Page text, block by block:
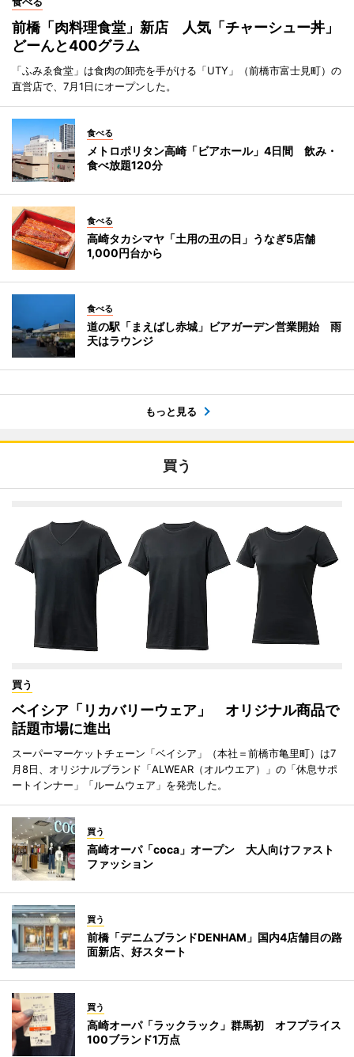
前橋「肉料理食堂」新店 人気「チャーシュー丼」
どーんと400グラム
「ふみゑ食堂」は食肉の卸売を手がける「UTY」（前橋市富士見町）の
直営店で、7月1日にオープンした。
食べる
メトロポリタン高崎「ビアホール」4日間 飲み・
食べ放題120分
食べる
高崎タカシマヤ「土用の丑の日」うなぎ5店舗
1,000円台から
食べる
道の駅「まえばし赤城」ビアガーデン営業開始 雨
天はラウンジ
もっと見る
買う
買う
ベイシア「リカバリーウェア」 オリジナル商品で
話題市場に進出
スーパーマーケットチェーン「ベイシア」（本社＝前橋市亀里町）は7
月8日、オリジナルブランド「ALWEAR（オルウエア）」の「休息サポ
ートインナー」「ルームウェア」を発売した。
買う
高崎オーパ「coca」オープン 大人向けファスト
ファッション
買う
前橋「デニムブランドDENHAM」国内4店舗目の路
面新店、好スタート
買う
高崎オーパ「ラックラック」群馬初 オフプライス
100ブランド1万点